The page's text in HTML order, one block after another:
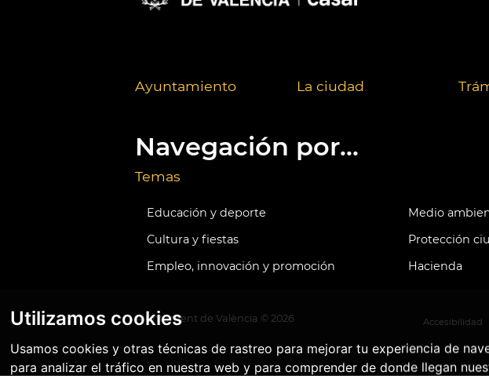
Utilizamos cookies
Usamos cookies y otras técnicas de rastreo para mejorar tu experiencia de
para analizar el tráfico en nuestra web y para comprender de donde llegan
Ayuntamiento La ciudad
Navegación por...
Temas
Educación y deporte Medio
Cultura y fiestas
Protección
Empleo, innovación y promoción
Hacienda
Ajuntament de València © 2026 Accesibilidad